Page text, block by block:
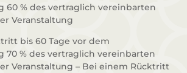
60 % des vertraglich vereinbarten
Veranstaltung
bis 60 Tage vor dem
70 % des vertraglich vereinbarten
Veranstaltung – Bei einem Rücktritt